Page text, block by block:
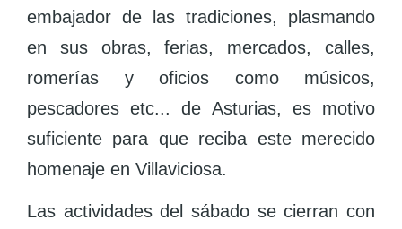
embajador de las tradiciones, plasmando
en sus obras, ferias, mercados, calles,
romerías y oficios como músicos,
pescadores etc... de Asturias, es motivo
suficiente para que reciba este merecido
homenaje en Villaviciosa.
Las actividades del sábado se cierran con